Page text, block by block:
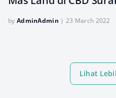
by AdminAdmin | 23 March 2022
Lihat